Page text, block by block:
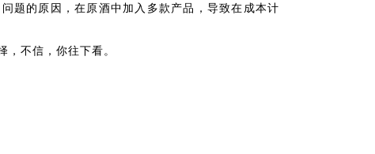
题的原因 ，在原酒中加入多款产品，导致在成本计
不信，你往下看。